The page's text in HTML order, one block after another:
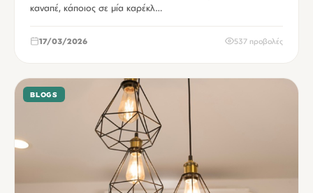
καναπέ, κάποιος σε μία καρέκλ…
17/03/2026 537 προβολές
BLOGS